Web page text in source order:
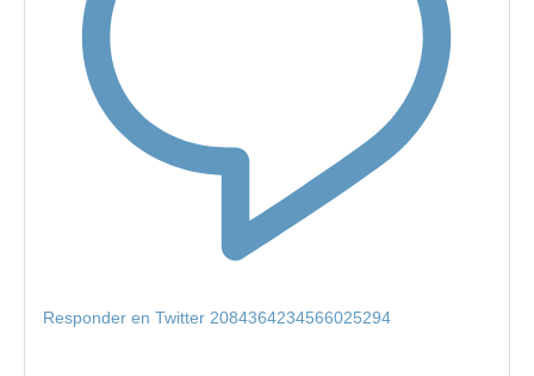
Responder en Twitter 2084364234566025294